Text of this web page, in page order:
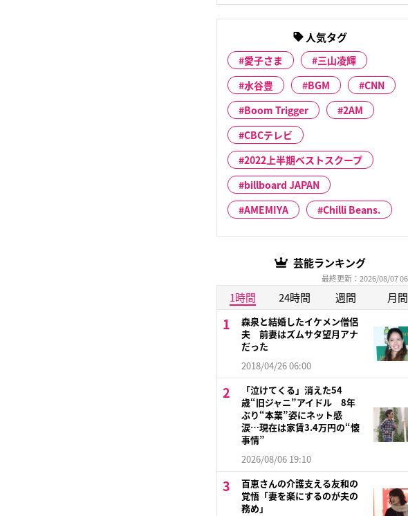
人気タグ
愛子さま
三山凌輝
水谷豊
BGM
CNN
Boom Trigger
2AM
CBCテレビ
2022上半期ベストスクープ
billboard JAPAN
AMEMIYA
Chilli Beans.
芸能ランキング
最終更新：2026/08/07
1時間 24時間 週間 月間
森泉と結婚したイケメン僧侶
夫 前妻はズムサタ望月アナ
だった
2018/04/26 06:00
「泣けてくる」消えた54
歳“旧ジャニ”アイドル 8年
ぶり“本業”姿にネット感
涙…現在は家賃3.4万円の“懐
事情”
2026/08/06 19:10
百恵さんの介護支える友和の
覚悟「妻を楽にするのが夫の
務め」